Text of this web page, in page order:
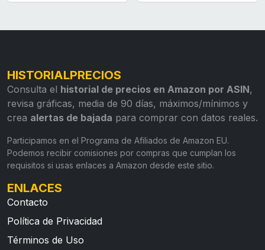
HISTORIALPRECIOS
Consulta el historial de precios en Amazon por ASIN,
revisa gráficas, media de 90 días, máximos/mínimos y
crea alertas de bajada para comprar con datos reales.
Participamos en el Programa de Afiliados de Amazon EU.
Podemos recibir comisiones por compras que cumplan los
requisitos si usas enlaces a Amazon desde este sitio.
ENLACES
Contacto
Política de Privacidad
Términos de Uso